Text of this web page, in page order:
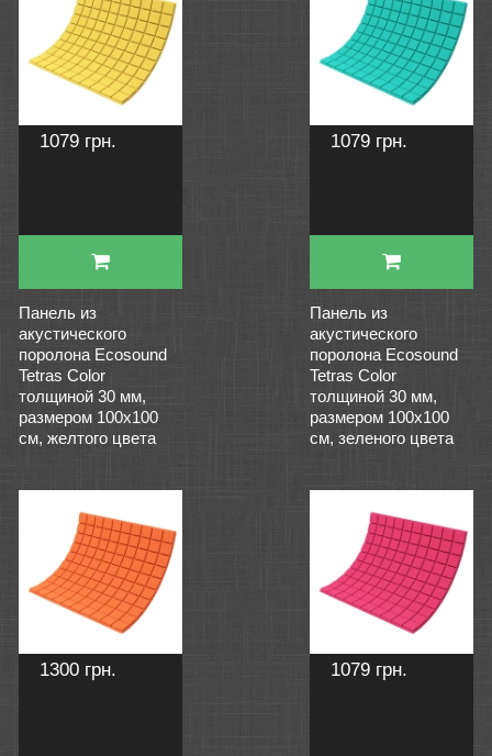
1079 грн.
Панель из
акустического
поролона Ecosound
Tetras Color
толщиной 30 мм,
размером 100х100
см, желтого цвета
1079 грн.
Панель из
акустического
поролона Ecosound
Tetras Color
толщиной 30 мм,
размером 100х100
см, зеленого цвета
1300 грн. 1079 грн.